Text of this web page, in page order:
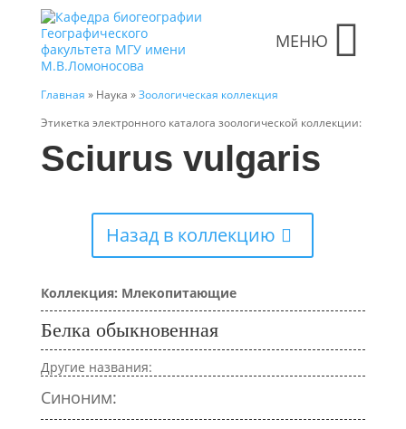
МЕНЮ
Главная » Наука »Зоологическая коллекция
Этикетка электронного каталога зоологической коллекции:
Sciurus vulgaris
Назад в коллекцию
Коллекция: Млекопитающие
Белка обыкновенная
Другие названия:
Синоним: